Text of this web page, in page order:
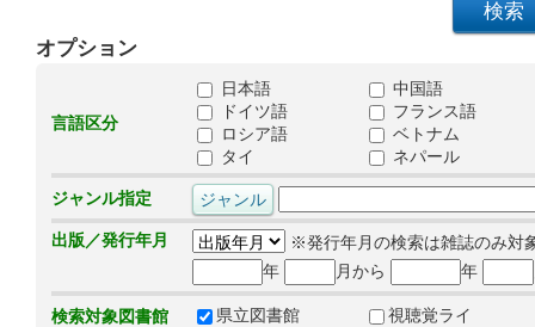
オプション
言語区分
日本語
中国語
ドイツ語
フランス語
ロシア語
ベトナム
タイ
ネパール
ジャンル指定
出版／発行年月
※発行年月の検索は雑誌のみ対
年
月から 年
検索対象図書館 県立図書館 視聴覚ライ